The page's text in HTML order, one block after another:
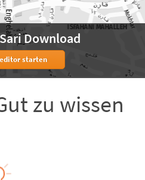
Download
starten
zu wissen